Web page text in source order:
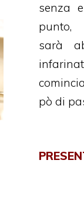
senza
punto,
sarà
pò di